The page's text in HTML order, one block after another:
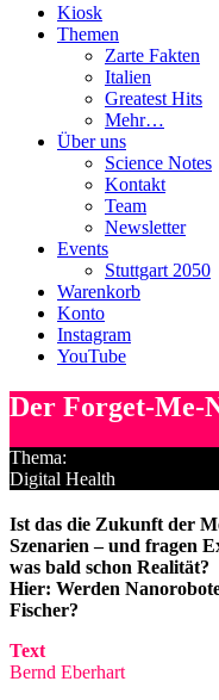
Kiosk
Themen
Zarte Fakten
Italien
Greatest Hits
Mehr…
Über uns
Science Notes
Kontakt
Team
Newsletter
Events
Stuttgart 2050
Warenkorb
Konto
Instagram
YouTube
Der Forget-Me-
Thema:
Digital Health
Ist das die Zukunft der
Szenarien – und fragen
was bald schon Realität?
Hier: Werden
Fischer?
Text
Bernd Eberhart